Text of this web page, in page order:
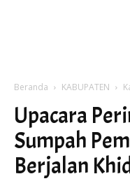
Beranda KABUPATEN
Upacara
Sumpah
Berjalan